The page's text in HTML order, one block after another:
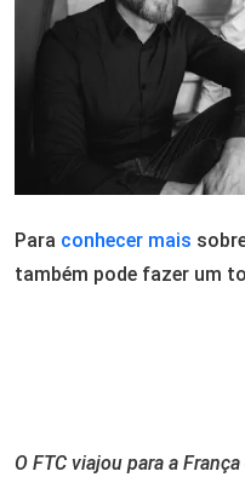
Para conhecer mais
também pode fazer um
O FTC viajou para a